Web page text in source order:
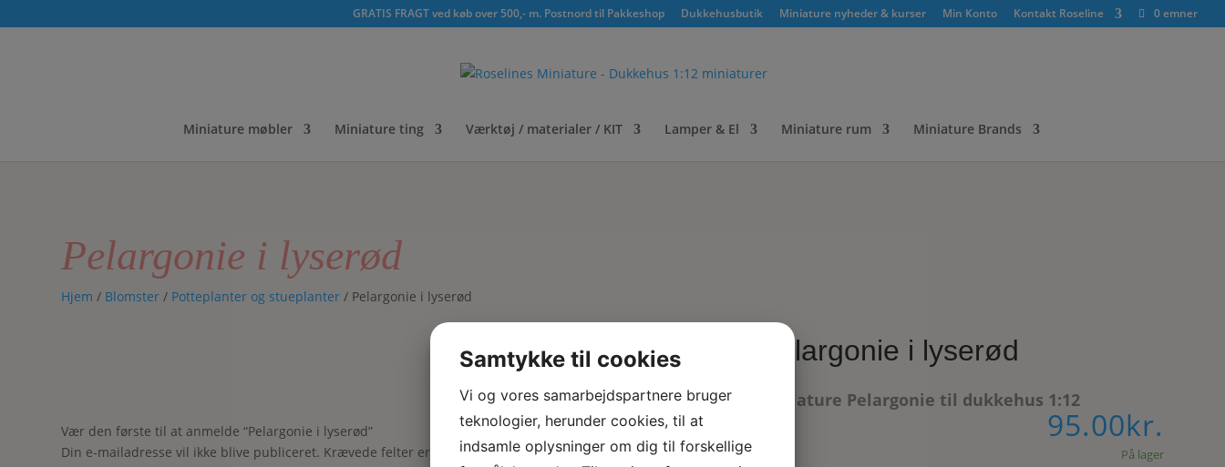
GRATIS FRAGT ved køb over 500,- m. Postnord til Pakkeshop Dukkehusbutik Miniature nyheder & kurser Min Konto Kontakt Roseline 0 emner
Miniature møbler Miniature ting Værktøj / materialer / KIT Lamper & El Miniature rum Miniature Brands
Pelargonie i lyserød
Hjem / Blomster / Potteplanter og stueplanter / Pelargonie i lyserød
Vær den første til at anmelde “Pelargonie i lyserød”
Din e-mailadresse vil ikke blive publiceret. Krævede felter er markeret med *
Pelargonie i lyserød
Miniature Pelargonie til dukkehus 1:12
95.00kr.
På lager
Samtykke til cookies
Vi og vores samarbejdspartnere bruger
teknologier, herunder cookies, til at
indsamle oplysninger om dig til forskellige